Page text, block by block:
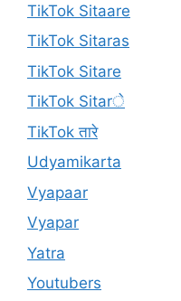
TikTok Sitaare
TikTok Sitaras
TikTok Sitare
TikTok Sitarे
TikTok तारे
Udyamikarta
Vyapaar
Vyapar
Yatra
Youtubers